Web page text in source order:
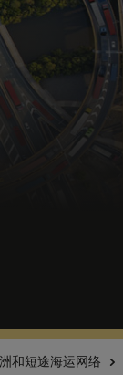
和短途海运网络